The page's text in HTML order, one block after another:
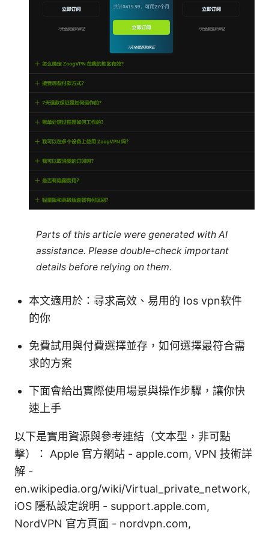
Parts of this article were generated with AI
assistance. Please double-check important
details before relying on them.
本文適用於：尋求高效、易用的 Ios vpn软件
的你
免費試用與付費選擇並存，如何選擇最符合需
求的方案
下面會給出實際使用場景與操作步驟，讓你快
速上手
以下是實用資源與參考連結（文本型，非可點
擊）： Apple 官方網站 - apple.com, VPN 技術詳
解 -
en.wikipedia.org/wiki/Virtual_private_network,
iOS 隱私設定說明 - support.apple.com,
NordVPN 官方頁面 - nordvpn.com,